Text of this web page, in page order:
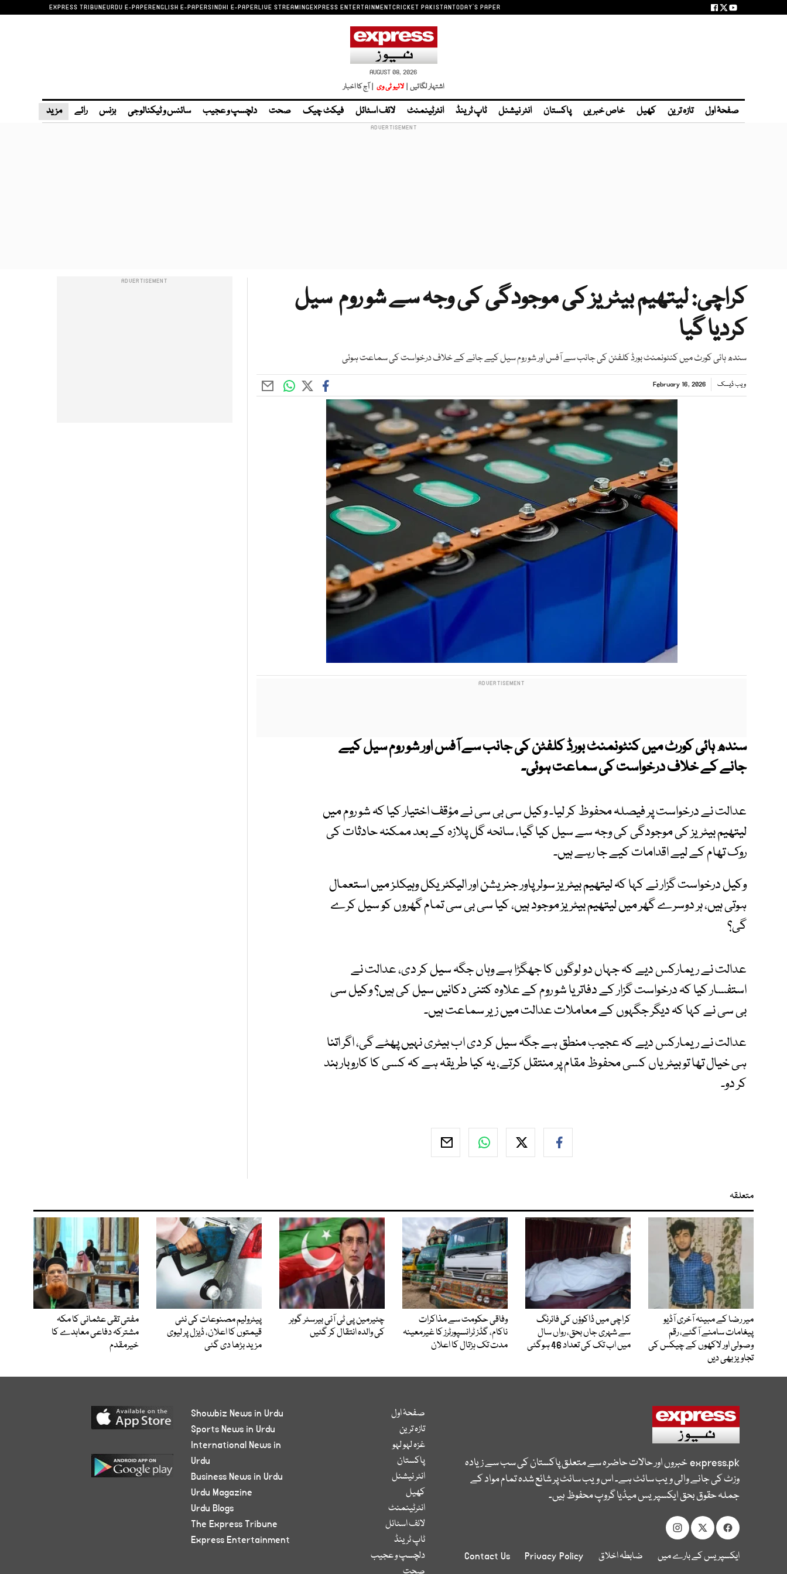
EXPRESS TRIBUNEURDU E-PAPERENGLISH E-PAPERSINDHI E-PAPERLIVE STREAMINGEXPRESS ENTERTAINMENTCRICKET PAKISTANTODAY'S PAPER
AUGUST 08, 2026
اشتہار لگائیں | لائیو ٹی وی | آج کا اخبار
صفحۂ اول تازہ ترین کھیل خاص خبریں پاکستان انٹر نیشنل ٹاپ ٹرینڈ انٹرٹینمنٹ لائف اسٹائل فیکٹ چیک صحت دلچسپ و عجیب سائنس و ٹیکنالوجی بزنس رائے مزید
کراچی: لیتھیم بیٹریز کی موجودگی کی وجہ سے شو روم سیل
کردیا گیا
سندھ ہائی کورٹ میں کنٹونمنٹ بورڈ کلفٹن کی جانب سے آفس اور شو روم سیل کیے جانے کے خلاف درخواست کی سماعت ہوئی
ویب ڈیسک February 16, 2026
سندھ ہائی کورٹ میں کنٹونمنٹ بورڈ کلفٹن کی جانب سے آفس اور شو روم سیل کیے
جانے کے خلاف درخواست کی سماعت ہوئی۔
عدالت نے درخواست پر فیصلہ محفوظ کر لیا۔ وکیل سی بی سی نے مؤقف اختیار کیا کہ شو روم میں
لیتھیم بیٹریز کی موجودگی کی وجہ سے سیل کیا گیا، سانحہ گل پلازہ کے بعد ممکنہ حادثات کی
روک تھام کے لیے اقدامات کیے جا رہے ہیں۔
وکیل درخواست گزار نے کہا کہ لیتھیم بیٹریز سولر پاور جنریشن اور الیکٹریکل وہیکلز میں استعمال
ہوتی ہیں، ہر دوسرے گھر میں لیتھیم بیٹریز موجود ہیں، کیا سی بی سی تمام گھروں کو سیل کرے
گی؟
عدالت نے ریمارکس دیے کہ جہاں دو لوگوں کا جھگڑا ہے وہاں جگہ سیل کر دی، عدالت نے
استفسار کیا کہ درخواست گزار کے دفاتر یا شو روم کے علاوہ کتنی دکانیں سیل کی ہیں؟ وکیل سی
بی سی نے کہا کہ دیگر جگہوں کے معاملات عدالت میں زیر سماعت ہیں۔
عدالت نے ریمارکس دیے کہ عجیب منطق ہے جگہ سیل کر دی اب بیٹری نہیں پھٹے گی، اگر اتنا
ہی خیال تھا تو بیٹریاں کسی محفوظ مقام پر منتقل کرتے، یہ کیا طریقہ ہے کہ کسی کا کاروبار بند
کر دو۔
متعلقہ
میر رضا کے مبینہ آخری آڈیو
پیغامات سامنے آگئے، رقم
وصولی اور لاکھوں کے چیکس کی
تجاویز بھی دیں
کراچی میں ڈاکوؤں کی فائرنگ
سے شہری جاں بحق، رواں سال
میں اب تک کی تعداد 46 ہوگئی
وفاقی حکومت سے مذاکرات
ناکام، گڈز ٹرانسپورٹرز کا غیرمعینہ
مدت تک ہڑتال کا اعلان
چئیرمین پی ٹی آئی بیرسٹر گوہر
کی والدہ انتقال کر گئیں
پیٹرولیم مصنوعات کی نئی
قیمتوں کا اعلان، ڈیزل پر لیوی
مزید بڑھا دی گئی
مفتی تقی عثمانی کا مکہ
مشترکہ دفاعی معاہدے کا
خیرمقدم
express.pkخبروں اور حالات حاضرہ سے متعلق پاکستان کی سب سے زیادہ
وزٹ کی جانے والی ویب سائٹ ہے۔ اس ویب سائٹ پر شائع شدہ تمام مواد کے
جملہ حقوق بحق ایکسپریس میڈیا گروپ محفوظ ہیں۔
ایکسپریس کے بارے میں ضابطہ اخلاق Privacy Policy
Contact Us
صفحۂ اول
تازہ ترین
غزہ لہو لہو
پاکستان
انٹر نیشنل
کھیل
انٹرٹینمنٹ
لائف اسٹائل
ٹاپ ٹرینڈ
دلچسپ و عجیب
Showbiz News in Urdu
Sports News in Urdu
International News in
Urdu
Business News in Urdu
Urdu Magazine
Urdu Blogs
The Express Tribune
Express Entertainment